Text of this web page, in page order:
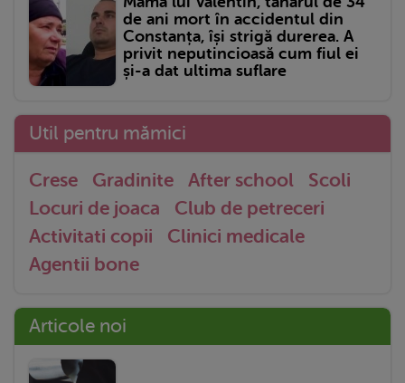
de ani mort în accidentul din
Constanța, își strigă durerea. A
privit neputincioasă cum fiul ei
și-a dat ultima suflare
Util pentru mămici
Crese Gradinite After school
Scoli
Locuri de joaca
Club de petreceri
Activitati copii
Clinici medicale
Agentii bone
Articole noi